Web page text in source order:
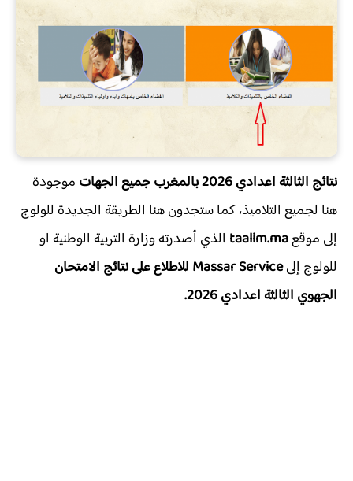
نتائج الثالثة اعدادي 2026 بالمغرب جميع الجهات
موجودة
هنا لجميع التلاميذ، كما ستجدون هنا الطريقة الجديدة للولوج
إلى موقعtaalim.ma الذي أصدرته وزارة التربية الوطنية او
للولوج إلىMassar Service للاطلاع على نتائج الامتحان
الجهوي الثالثة اعدادي 2026.